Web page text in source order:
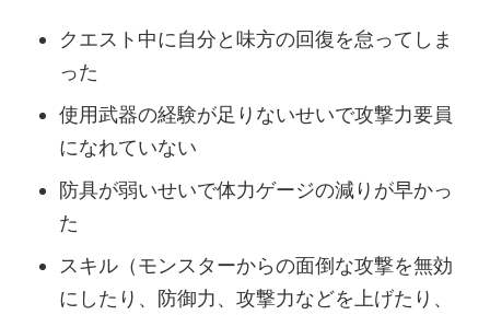
クエスト中に自分と味方の回復を怠ってしま
った
使用武器の経験が足りないせいで攻撃力要員
になれていない
防具が弱いせいで体力ゲージの減りが早かっ
た
スキル（モンスターからの面倒な攻撃を無効
にしたり、防御力、攻撃力などを上げたり、